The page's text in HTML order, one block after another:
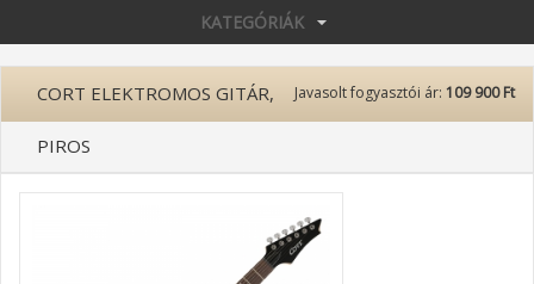
KATEGÓRIÁK
Javasolt fogyasztói ár: 109 900 Ft
CORT ELEKTROMOS GITÁR,
PIROS